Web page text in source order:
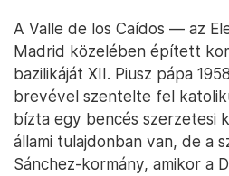
A Valle de los Caídos — az
Madrid közelében épített
bazilikáját XII. Piusz pápa
brevével szentelte fel
bízta egy bencés szerzetesi
állami tulajdonban van, de a
Sánchez-kormány, amikor a